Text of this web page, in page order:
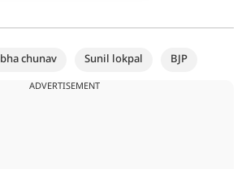
chunav Sunil lokpal BJP
ADVERTISEMENT